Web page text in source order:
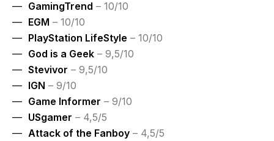
GamingTrend – 10/10
EGM – 10/10
PlayStation LifeStyle – 10/10
God is a Geek – 9,5/10
Stevivor – 9,5/10
IGN – 9/10
Game Informer – 9/10
USgamer – 4,5/5
Attack of the Fanboy – 4,5/5